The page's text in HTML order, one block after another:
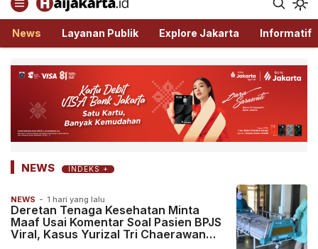
Haijakarta.id
Semua Tentang Jakarta Ada Disini!
News Layanan Publik Explore Jakarta Informatif
NEWS INDEKS +
NEWS - 1 hari yang lalu
Deretan Tenaga Kesehatan Minta
Maaf Usai Komentar Soal Pasien BPJS
Viral, Kasus Yurizal Tri Chaerawan